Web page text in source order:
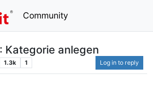
Community
Kategorie anlegen
1.3k 1 Log in to reply